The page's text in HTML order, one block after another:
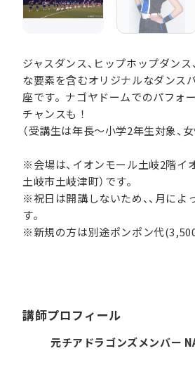
ジャスダンス、ヒップホップダンス
な要素を含むオリジナルなダンス
座です。ナゴヤドームでのパフォ
チャンスも！
（受講生は年長～小学2年生対象、女
※会場は、イオンモール土岐2階イ
土岐市土岐津町）です。
※祝日は開講しないため、、月によ
す。
※新規の方は別途ポンポン代
講師プロフィール
元チアドラゴンズメンバー